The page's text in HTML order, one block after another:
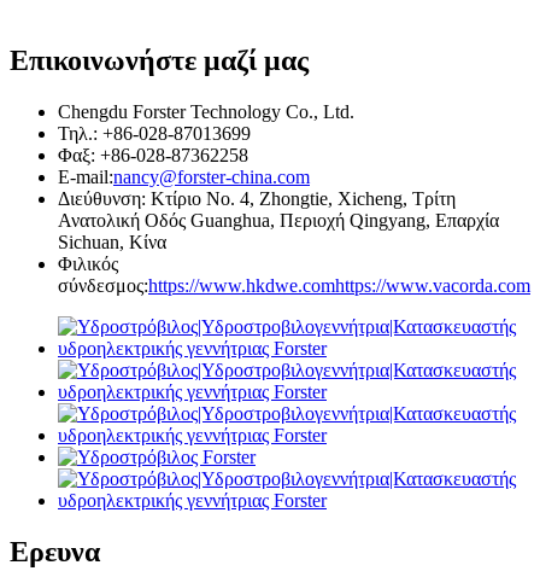
Επικοινωνήστε μαζί μας
Chengdu Forster Technology Co., Ltd.
Τηλ.: +86-028-87013699
Φαξ: +86-028-87362258
E-mail:nancy@forster-china.com
Διεύθυνση: Κτίριο Νο. 4, Zhongtie, Xicheng, Τρίτη
Ανατολική Οδός Guanghua, Περιοχή Qingyang, Επαρχία
Sichuan, Κίνα
Φιλικός
σύνδεσμος:https://www.hkdwe.comhttps://www.vacorda.com
Ερευνα